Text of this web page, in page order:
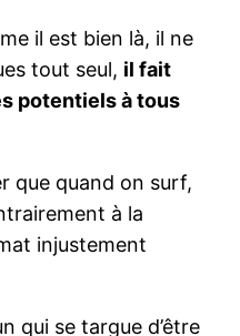
il est bien là, il ne
tout seul, il fait
potentiels à tous
que quand on surf,
à la
injustement
qui se targue d’être